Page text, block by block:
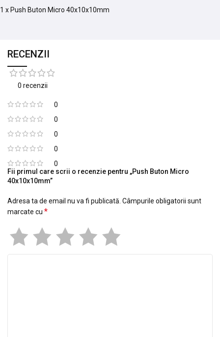
1 x Push Buton Micro 40x10x10mm
RECENZII
0 recenzii
0
0
0
0
0
Fii primul care scrii o recenzie pentru „Push Buton Micro
40x10x10mm”
Adresa ta de email nu va fi publicată. Câmpurile obligatorii sunt
marcate cu *